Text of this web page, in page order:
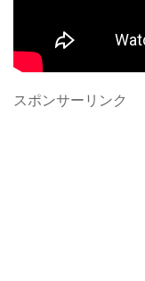
スポンサーリンク